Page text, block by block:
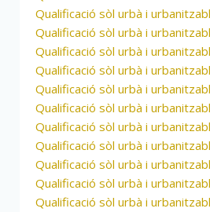
Qualificació sòl urbà i
Qualificació sòl urbà i
Qualificació sòl urbà i
Qualificació sòl urbà i
Qualificació sòl urbà i
Qualificació sòl urbà i
Qualificació sòl urbà i
Qualificació sòl urbà i
Qualificació sòl urbà i
Qualificació sòl urbà i
Qualificació sòl urbà i